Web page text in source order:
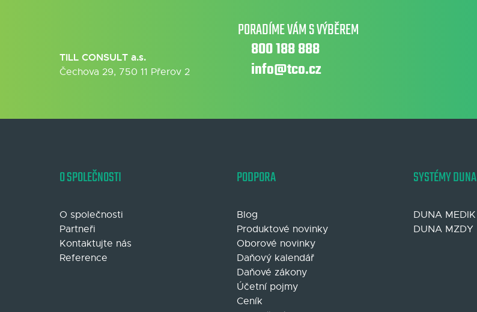
TILL CONSULT a.s.
Čechova 29, 750 11 Přerov 2
PORADÍME VÁM S VÝBĚREM
800 188 888
info@tco.cz
O SPOLEČNOSTI
O společnosti
Partneři
Kontaktujte nás
Reference
PODPORA
Blog
Produktové novinky
Oborové novinky
Daňový kalendář
Daňové zákony
Účetní pojmy
Ceník
SYSTÉMY DUNA
DUNA MEDIK
DUNA MZDY